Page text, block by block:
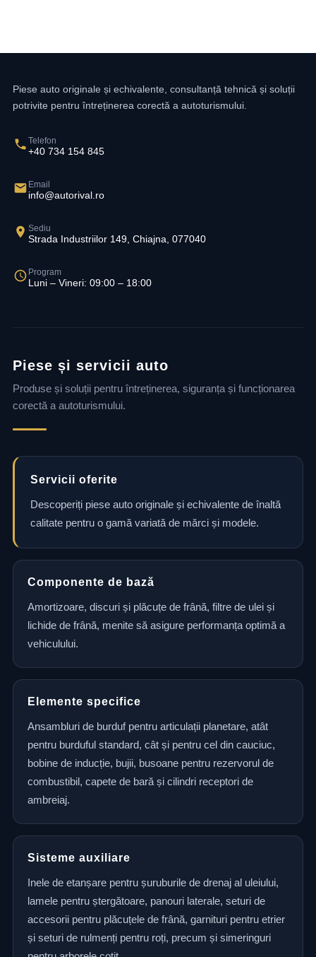
Piese auto originale și echivalente, consultanță tehnică și soluții
potrivite pentru întreținerea corectă a autoturismului.
Telefon
+40 734 154 845
Email
info@autorival.ro
Sediu
Strada Industriilor 149, Chiajna, 077040
Program
Luni – Vineri: 09:00 – 18:00
Piese și servicii auto
Produse și soluții pentru întreținerea, siguranța și funcționarea
corectă a autoturismului.
Servicii oferite
Descoperiți piese auto originale și echivalente de înaltă
calitate pentru o gamă variată de mărci și modele.
Componente de bază
Amortizoare, discuri și plăcuțe de frână, filtre de ulei și
lichide de frână, menite să asigure performanța optimă a
vehiculului.
Elemente specifice
Ansambluri de burduf pentru articulații planetare, atât
pentru burduful standard, cât și pentru cel din cauciuc,
bobine de inducție, bujii, busoane pentru rezervorul de
combustibil, capete de bară și cilindri receptori de
ambreiaj.
Sisteme auxiliare
Inele de etanșare pentru șuruburile de drenaj al uleiului,
lamele pentru ștergătoare, panouri laterale, seturi de
accesorii pentru plăcuțele de frână, garnituri pentru etrier
și seturi de rulmenți pentru roți, precum și simeringuri